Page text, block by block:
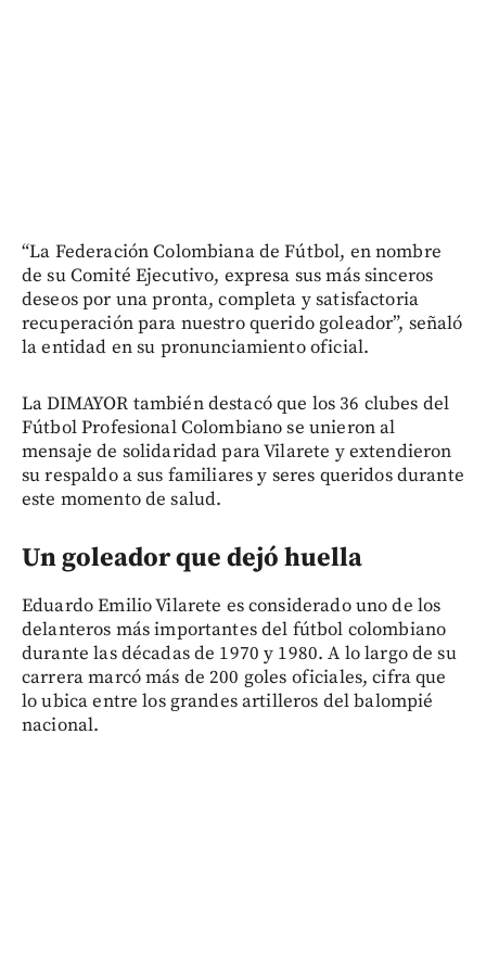
“La Federación Colombiana de Fútbol, en nombre
de su Comité Ejecutivo, expresa sus más sinceros
deseos por una pronta, completa y satisfactoria
recuperación para nuestro querido goleador”, señaló
la entidad en su pronunciamiento oficial.
La DIMAYOR también destacó que los 36 clubes del
Fútbol Profesional Colombiano se unieron al
mensaje de solidaridad para Vilarete y extendieron
su respaldo a sus familiares y seres queridos durante
este momento de salud.
Un goleador que dejó huella
Eduardo Emilio Vilarete es considerado uno de los
delanteros más importantes del fútbol colombiano
durante las décadas de 1970 y 1980. A lo largo de su
carrera marcó más de 200 goles oficiales, cifra que
lo ubica entre los grandes artilleros del balompié
nacional.